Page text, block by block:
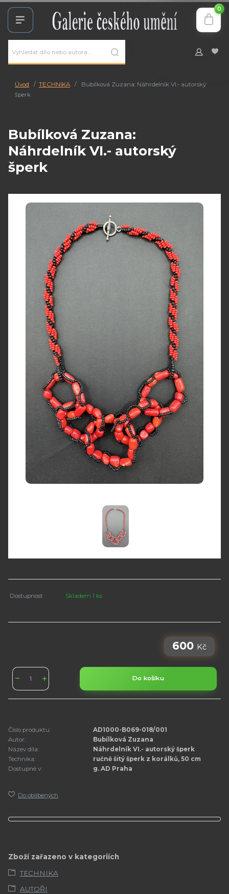
0
Úvod TECHNIKA
Bubílková Zuzana: Náhrdelník VI.- autorský
šperk
Bubílková Zuzana:
Náhrdelník VI.- autorský
šperk
Dostupnost Skladem 1 ks
600 Kč
Do košíku
Číslo produktu:
AD1000-B069-018/001
Autor:
Bubílková Zuzana
Název díla:
Náhrdelník VI.- autorský šperk
Technika:
ručně šitý šperk z korálků, 50 cm
Dostupné v:
g. AD Praha
Do oblíbených
Zboží zařazeno v kategoriích
TECHNIKA
AUTOŘI